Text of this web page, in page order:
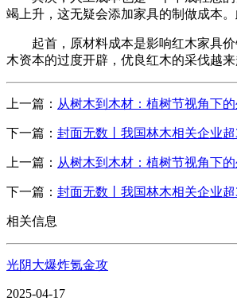
竭上升，这无疑会添加家具的制做成本
起首，原材料成本是影响红木家具价
木资本的过度开辟，优良红木的采伐越
上一篇： 从树木到木材：植树节视角下
下一篇： 封面无数丨我国林木相关企业
上一篇： 从树木到木材：植树节视角下
下一篇： 封面无数丨我国林木相关企业
相关信息
光阴大爆炸氪金攻
2025-04-17